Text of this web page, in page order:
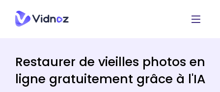
Restaurer de vieilles photos en
ligne gratuitement grâce à l'IA